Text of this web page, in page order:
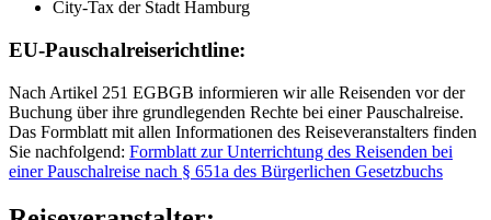
City-Tax der Stadt Hamburg
EU-Pauschalreiserichtline:
Nach Artikel 251 EGBGB informieren wir alle Reisenden vor der
Buchung über ihre grundlegenden Rechte bei einer Pauschalreise.
Das Formblatt mit allen Informationen des Reiseveranstalters finden
Sie nachfolgend: Formblatt zur Unterrichtung des Reisenden bei
einer Pauschalreise nach § 651a des Bürgerlichen Gesetzbuchs